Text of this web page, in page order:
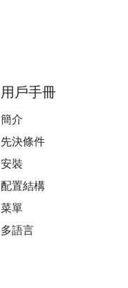
用戶手冊
簡介
先決條件
安裝
配置結構
菜單
多語言